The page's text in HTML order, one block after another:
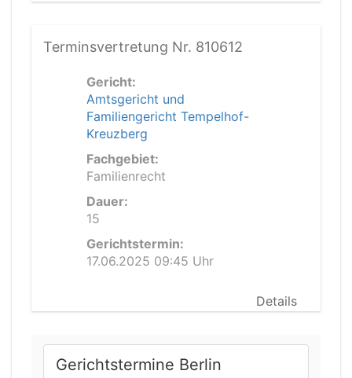
Terminsvertretung Nr. 810612
Gericht:
Amtsgericht und
Familiengericht Tempelhof-
Kreuzberg
Fachgebiet:
Familienrecht
Dauer:
15
Gerichtstermin:
17.06.2025 09:45 Uhr
Details
Gerichtstermine Berlin